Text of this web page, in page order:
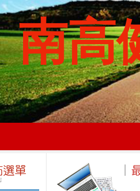
南高